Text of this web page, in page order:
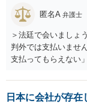
期間の定めのない労
のような会社ですと
まり気にしなくても
うのでしたら、次の
るおそれがある）、
素に該当するかを判
られてきたタイミ
検討しても良いと思
匿名A 弁護士
＞法廷で会いましょ
判外では支払いませ
支払ってもらえない
だと思われます。
日本に会社が存